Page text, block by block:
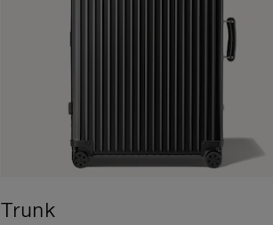
Trunk